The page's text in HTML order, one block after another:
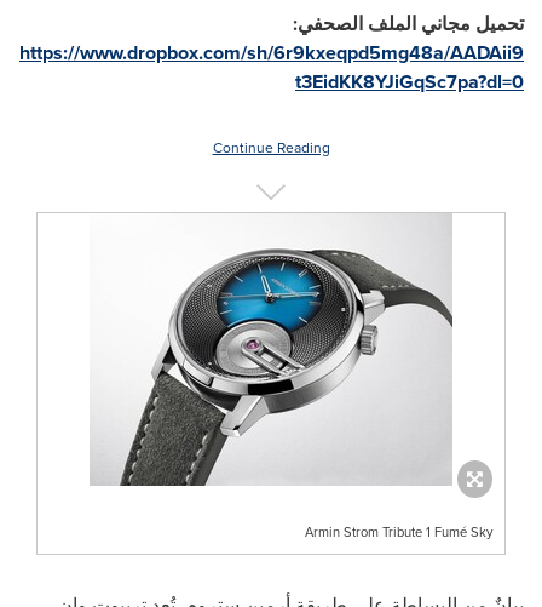
تحميل مجاني الملف الصحفي:
https://www.dropbox.com/sh/6r9kxeqpd5mg48a/AADAii9
t3EidKK8YJiGqSc7pa?dl=0
Continue Reading
Armin Strom Tribute 1 Fumé Sky